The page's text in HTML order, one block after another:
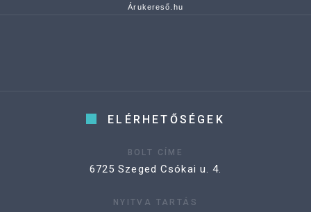
Árukereső.hu
ELÉRHETŐSÉGEK
BOLT CÍME
6725 Szeged Csókai u. 4.
NYITVA TARTÁS